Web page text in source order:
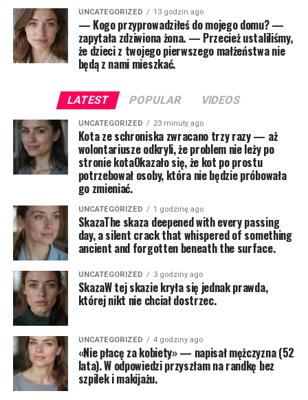
UNCATEGORIZED 13 godzin ago
— Kogo przyprowadziłeś do mojego domu? —
zapytała zdziwiona żona. — Przecież ustaliliśmy,
że dzieci z twojego pierwszego małżeństwa nie
będą z nami mieszkać.
LATEST POPULAR VIDEOS
UNCATEGORIZED 23 minuty ago
Kota ze schroniska zwracano trzy razy — aż
wolontariusze odkryli, że problem nie leży po
stronie kotaOkazało się, że kot po prostu
potrzebował osoby, która nie będzie próbowała
go zmieniać.
UNCATEGORIZED 1 godzinę ago
SkazaThe skaza deepened with every passing
day, a silent crack that whispered of something
ancient and forgotten beneath the surface.
UNCATEGORIZED 3 godziny ago
SkazaW tej skazie kryła się jednak prawda,
której nikt nie chciał dostrzec.
UNCATEGORIZED 4 godziny ago
«Nie płacę za kobiety» — napisał mężczyzna (52
lata). W odpowiedzi przyszłam na randkę bez
szpilek i makijażu.